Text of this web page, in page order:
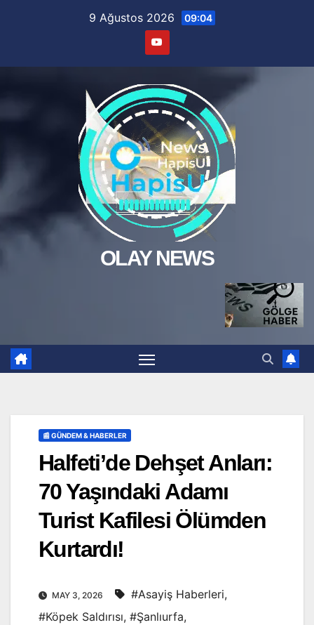
9 Ağustos 2026 09:04
OLAY NEWS
📰 GÜNDEM & HABERLER
Halfeti’de Dehşet Anları:
70 Yaşındaki Adamı
Turist Kafilesi Ölümden
Kurtardı!
MAY 3, 2026 #Asayiş Haberleri,
#Köpek Saldırısı, #Şanlıurfa,